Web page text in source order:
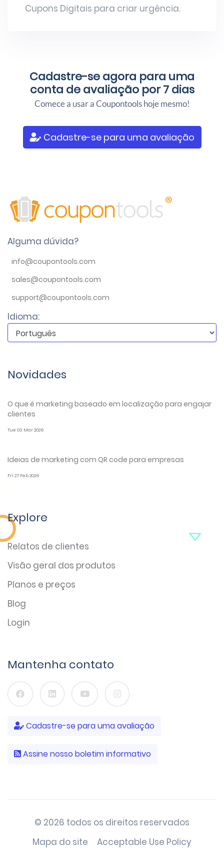
Cupons Digitais para criar urgência.
Cadastre-se agora para uma
conta de avaliação por 7 dias
Comece a usar a Coupontools hoje mesmo!
Cadastre-se para uma avaliação
Alguma dúvida?
info@coupontools.com
sales@coupontools.com
support@coupontools.com
Idioma:
Novidades
O que é marketing baseado em localização para engajar
clientes
Tue 03 Mar 2026
Ideias de marketing com QR code para empresas
Fri 27 Feb 2026
Explore
Relatos de clientes
Visão geral dos produtos
Planos e preços
Blog
Login
Mantenha contato
Cadastre-se para uma avaliação
Assine nosso boletim informativo
© 2026 todos os direitos reservados
Mapa do site
Acceptable Use Policy